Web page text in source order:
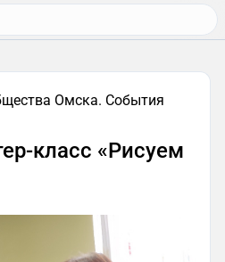
Омска. События
класс «Рисуем